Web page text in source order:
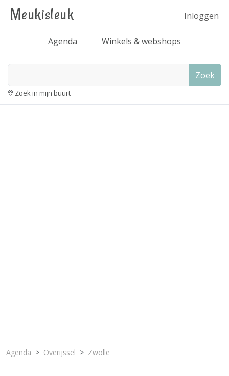
Meukisleuk Inloggen
Agenda Winkels & webshops
Zoek
Zoek in mijn buurt
Agenda Overijssel Zwolle